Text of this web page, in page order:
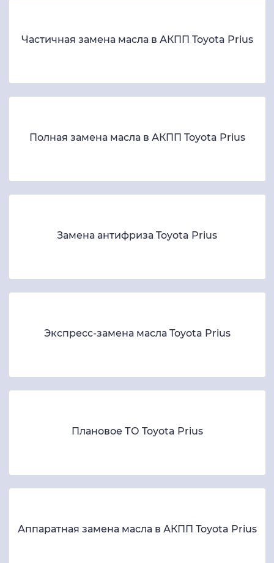
Частичная замена масла в АКПП Toyota Prius
Полная замена масла в АКПП Toyota Prius
Замена антифриза Toyota Prius
Экспресс-замена масла Toyota Prius
Плановое ТО Toyota Prius
Аппаратная замена масла в АКПП Toyota Prius